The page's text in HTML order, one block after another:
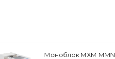
Моноблок МХМ MMN